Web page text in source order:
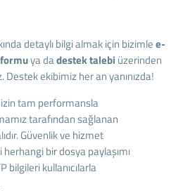
detaylı bilgi almak için bizimlee-
ya dadestek talebi üzerinden
ekibimiz her an yanınızda!
tam performansla
tarafından sağlanan
Güvenlik ve hizmet
herhangi bir dosya paylaşımı
bilgileri kullanıcılarla